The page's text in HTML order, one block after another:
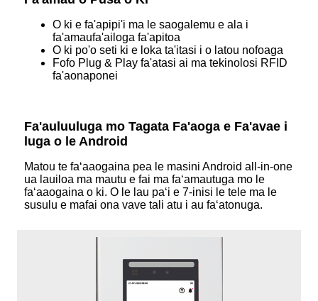
O ki e fa'apipi'i ma le saogalemu e ala i
fa'amaufa'ailoga fa'apitoa
O ki po'o seti ki e loka ta'itasi i o latou nofoaga
Fofo Plug & Play fa'atasi ai ma tekinolosi RFID
fa'aonaponei
Fa'auluuluga mo Tagata Fa'aoga e Fa'avae i
luga o le Android
Matou te faʻaaogaina pea le masini Android all-in-one
ua lauiloa ma mautu e fai ma faʻamautuga mo le
faʻaaogaina o ki. O le lau paʻi e 7-inisi le tele ma le
susulu e mafai ona vave tali atu i au faʻatonuga.